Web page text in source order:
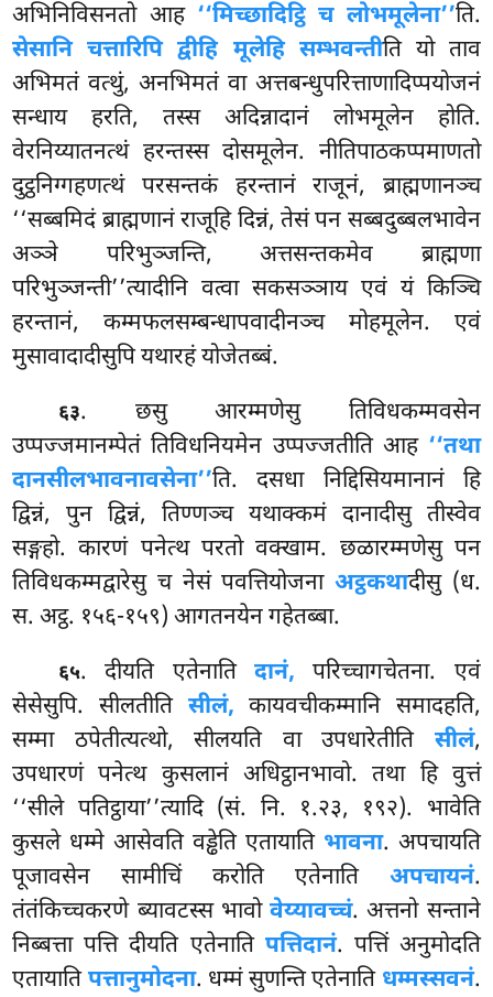
अभिनिविसनतो आह ‘‘मिच्छादिट्ठि च लोभमूलेना’’ति.
सेसानि चत्तारिपि द्वीहि मूलेहि सम्भवन्तीति यो ताव
अभिमतं वत्थुं, अनभिमतं वा अत्तबन्धुपरित्ताणादिप्पयोजनं
सन्धाय हरति, तस्स अदिन्नादानं लोभमूलेन होति.
वेरनिय्यातनत्थं हरन्तस्स दोसमूलेन. नीतिपाठकप्पमाणतो
दुट्ठनिग्गहणत्थं परसन्तकं हरन्तानं राजूनं, ब्राह्मणानञ्च
‘‘सब्बमिदं ब्राह्मणानं राजूहि दिन्नं, तेसं पन सब्बदुब्बलभावेन
अञ्ञे परिभुञ्जन्ति, अत्तसन्तकमेव ब्राह्मणा
परिभुञ्जन्ती’’त्यादीनि वत्वा सकसञ्ञाय एवं यं किञ्चि
हरन्तानं, कम्मफलसम्बन्धापवादीनञ्च मोहमूलेन. एवं
मुसावादादीसुपि यथारहं योजेतब्बं.
६३. छसु आरम्मणेसु तिविधकम्मवसेन
उप्पज्जमानम्पेतं तिविधनियमेन उप्पज्जतीति आह ‘‘तथा
दानसीलभावनावसेना’’ति. दसधा निद्दिसियमानानं हि
द्विन्नं, पुन द्विन्नं, तिण्णञ्च यथाक्कमं दानादीसु तीस्वेव
सङ्गहो. कारणं पनेत्थ परतो वक्खाम. छळारम्मणेसु पन
तिविधकम्मद्वारेसु च नेसं पवत्तियोजनाअट्ठकथादीसु (ध.
स. अट्ठ. १५६-१५९) आगतनयेन गहेतब्बा.
६५. दीयति एतेनातिदानं, परिच्चागचेतना. एवं
सेसेसुपि. सीलतीति सीलं, कायवचीकम्मानि समादहति,
सम्मा ठपेतीत्यत्थो, सीलयति वा उपधारेतीति सीलं,
उपधारणं पनेत्थ कुसलानं अधिट्ठानभावो. तथा हि वुत्तं
‘‘सीले पतिट्ठाया’’त्यादि (सं. नि. १.२३, १९२). भावेति
कुसले धम्मे आसेवति वड्ढेति एतायाति भावना. अपचायति
पूजावसेन सामीचिं करोति एतेनाति अपचायनं.
तंतंकिच्चकरणे ब्यावटस्स भावोवेय्यावच्चं. अत्तनो सन्ताने
निब्बत्ता पत्ति दीयति एतेनाति पत्तिदानं. पत्तिं अनुमोदति
एतायातिपत्तानुमोदना. धम्मं सुणन्ति एतेनाति धम्मस्सवनं.